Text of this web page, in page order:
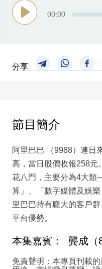
專
閱
專
00:00
分享
節目簡介
阿里巴巴 （9988）連日
高，當日股價收報258元
花八門，主要分為4大
算」、「數字媒體及娛
里巴巴持有龐大的客戶
平台優勢。
本集嘉賓： 龔成（
免責聲明：本專頁刊載